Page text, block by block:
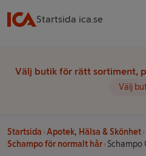
Startsida ica.se
Välj butik för rätt sortiment,
Välj
Startsida Apotek, Hälsa & Skönhet
Schampo för normalt hår Schampo